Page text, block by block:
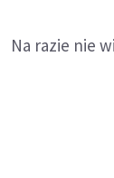
Na razie nie